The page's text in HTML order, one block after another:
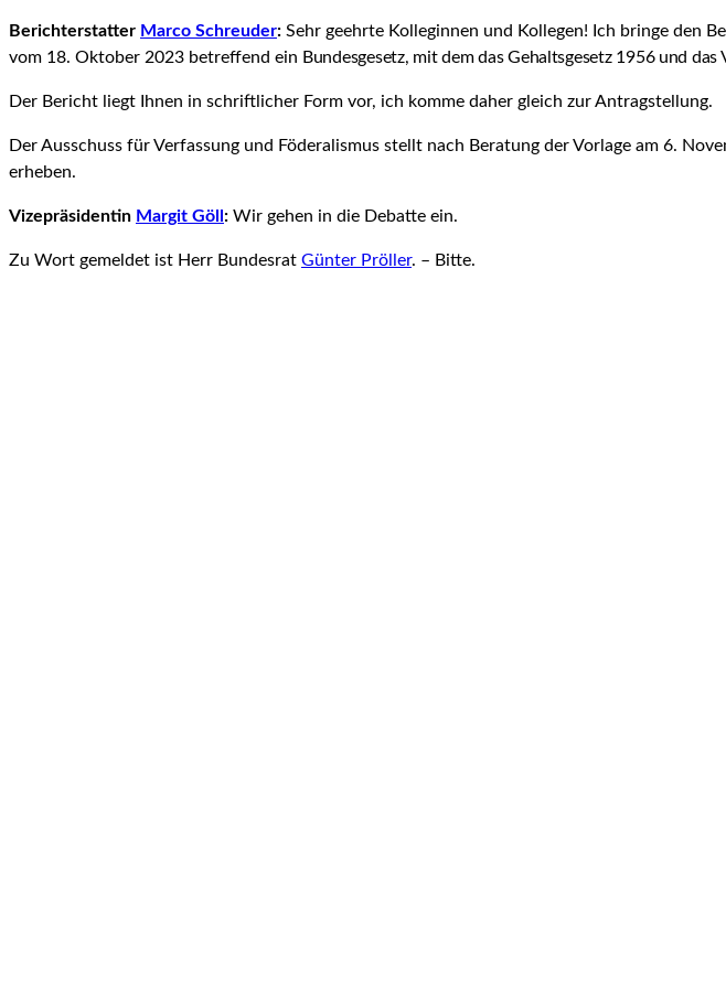
Berichterstatter Marco Schreuder: Sehr geehrte Kolleginnen und Kollegen! Ich bringe den
vom 18. Oktober 2023 betreffend ein Bundes­gesetz, mit dem das Gehaltsgesetz 1956 und
Der Bericht liegt Ihnen in schriftlicher Form vor, ich komme daher gleich zur Antragstellung.
Der Ausschuss für Verfassung und Föderalismus stellt nach Beratung der Vorlage am 6.
erheben.
Vizepräsidentin Margit Göll : Wir gehen in die Debatte ein.
Zu Wort gemeldet ist Herr Bundesrat Günter Pröller. – Bitte.